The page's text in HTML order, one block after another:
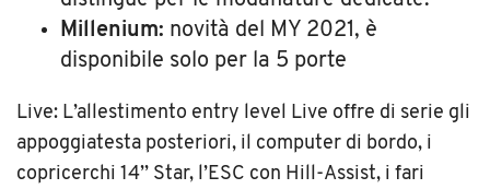
Millenium: novità del MY 2021, è
disponibile solo per la 5 porte
Live: L’allestimento entry level Live offre di serie gli
appoggiatesta posteriori, il computer di bordo, i
copricerchi 14’’ Star, l’ESC con Hill-Assist, i fari